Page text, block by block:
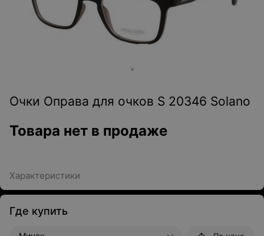
Очки Оправа для очков S 20346 Solano
Товара нет в продаже
Характеристики
Где купить